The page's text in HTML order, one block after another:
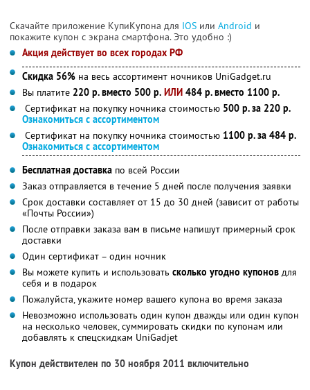
Скачайте приложение КупиКупона для IOS или Android и
покажите купон с экрана смартфона. Это удобно :)
Акция действует во всех городах РФ
Скидка 56% на весь ассортимент ночников UniGadget.ru
Вы платите 220 р. вместо 500 р. ИЛИ 484 р. вместо 1100 р.
Сертификат на покупку ночника стоимостью 500 р. за 220 р.
Ознакомиться с ассортиментом
Сертификат на покупку ночника стоимостью 1100 р. за 484 р.
Ознакомиться с ассортиментом
Бесплатная доставка по всей России
Заказ отправляется в течение 5 дней после получения заявки
Срок доставки составляет от 15 до 30 дней (зависит от работы
«Почты России»)
После отправки заказа вам в письме напишут примерный срок
доставки
Один сертификат – один ночник
Вы можете купить и использовать сколько угодно купонов для
себя и в подарок
Пожалуйста, укажите номер вашего купона во время заказа
Невозможно использовать один купон дважды или один купон
на несколько человек, суммировать скидки по купонам или
добавлять к спецскидкам UniGadjet
Купон действителен по 30 ноября 2011 включительно